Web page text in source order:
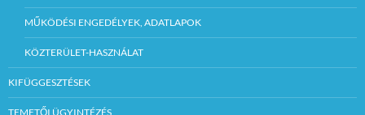
MŰKÖDÉSI ENGEDÉLYEK, ADATLAPOK
KÖZTERÜLET-HASZNÁLAT
KIFÜGGESZTÉSEK
TEMETŐI ÜGYINTÉZÉS